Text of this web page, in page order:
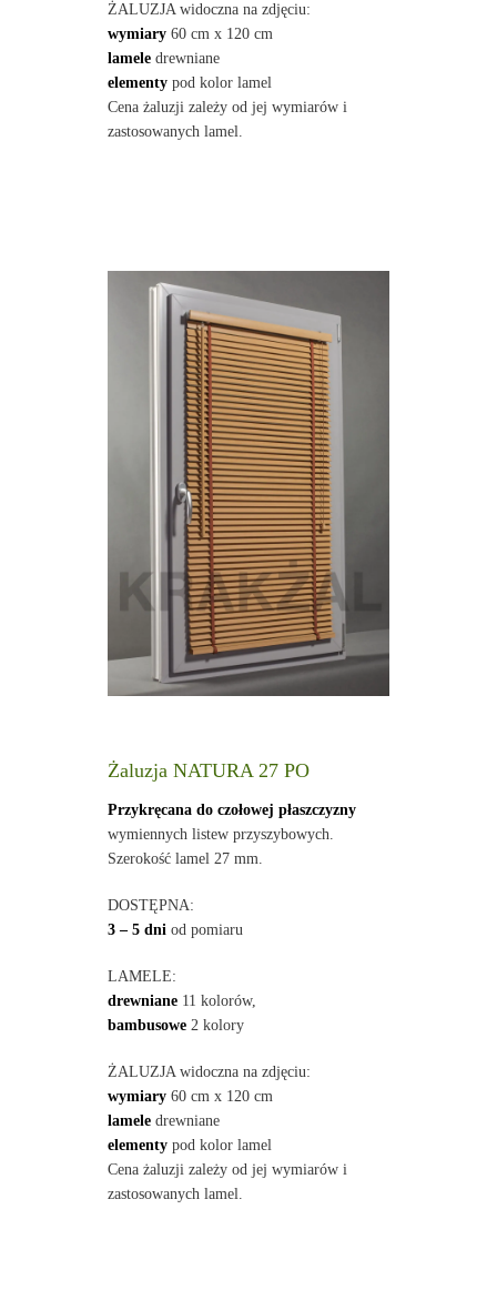
ŻALUZJA widoczna na zdjęciu:
wymiary60 cm x 120 cm
lameledrewniane
elementypod kolor lamel
Cena żaluzji zależy od jej wymiarów i
zastosowanych lamel.
Żaluzja NATURA 27 PO
Przykręcana do czołowej płaszczyzny
wymiennych listew przyszybowych.
Szerokość lamel 27 mm.
DOSTĘPNA:
3 – 5 dni od pomiaru
LAMELE:
drewniane11 kolorów,
bambusowe2 kolory
ŻALUZJA widoczna na zdjęciu:
wymiary60 cm x 120 cm
lameledrewniane
elementypod kolor lamel
Cena żaluzji zależy od jej wymiarów i
zastosowanych lamel.